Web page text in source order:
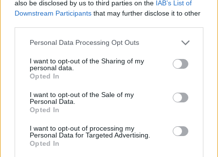
also be disclosed by us to third parties on the IAB’s List of
Downstream Participants that may further disclose it to other
Personal Data Processing Opt Outs
I want to opt-out of the Sharing of my
personal data.
Opted In
I want to opt-out of the Sale of my
Personal Data.
Opted In
I want to opt-out of processing my
Personal Data for Targeted Advertising.
Opted In